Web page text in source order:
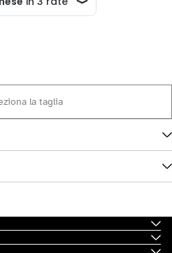
la taglia